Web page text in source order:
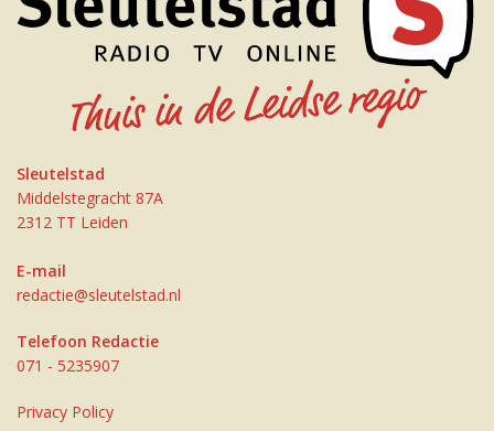
Sleutelstad
Middelstegracht 87A
2312 TT Leiden
E-mail
redactie@sleutelstad.nl
Telefoon Redactie
071 - 5235907
Privacy Policy